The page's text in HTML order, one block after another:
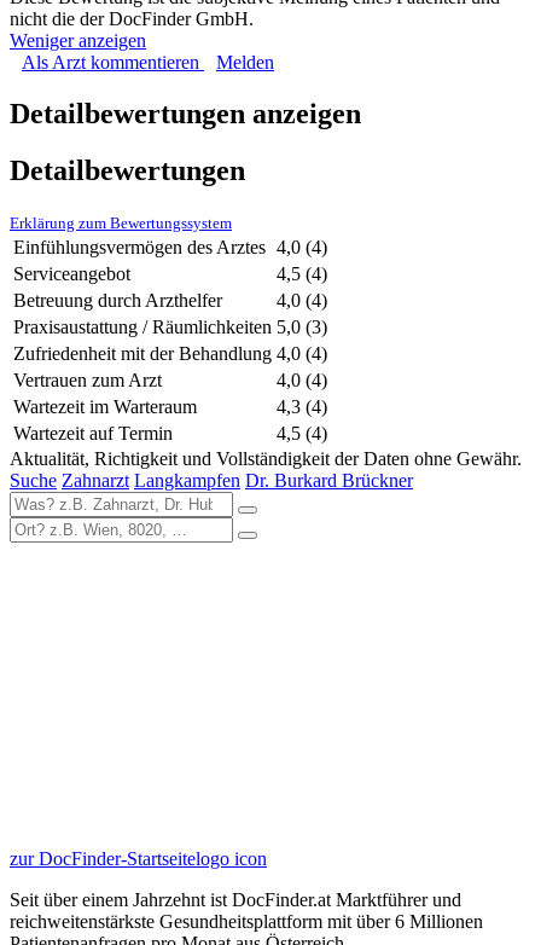
nicht die der DocFinder GmbH.
Weniger anzeigen
Als Arzt kommentieren
Melden
Detailbewertungen anzeigen
Detailbewertungen
Erklärung zum Bewertungssystem
Einfühlungsvermögen des Arztes 4,0 (4)
Serviceangebot
4,5 (4)
Betreuung durch Arzthelfer
4,0 (4)
Praxisaustattung / Räumlichkeiten 5,0 (3)
Zufriedenheit mit der Behandlung 4,0 (4)
Vertrauen zum Arzt
4,0 (4)
Wartezeit im Warteraum
4,3 (4)
Wartezeit auf Termin
4,5 (4)
Aktualität, Richtigkeit und Vollständigkeit der Daten ohne Gewähr.
Suche Zahnarzt Langkampfen Dr. Burkard Brückner
zur DocFinder-Startseitelogo icon
Seit über einem Jahrzehnt ist DocFinder.at Marktführer und
reichweitenstärkste Gesundheitsplattform mit über 6 Millionen